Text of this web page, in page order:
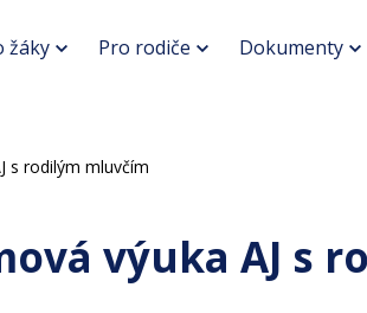
žáky Pro rodiče Dokumenty
s rodilým mluvčím
výuka AJ s